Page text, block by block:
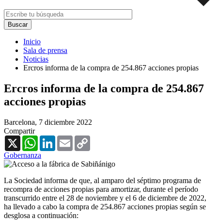
Inicio
Sala de prensa
Noticias
Ercros informa de la compra de 254.867 acciones propias
Ercros informa de la compra de 254.867
acciones propias
Barcelona, 7 diciembre 2022
Compartir
X
WhatsAppLinkedInEmail
Gobernanza
La Sociedad informa de que, al amparo del séptimo programa de
recompra de acciones propias para amortizar, durante el período
transcurrido entre el 28 de noviembre y el 6 de diciembre de 2022,
ha llevado a cabo la compra de 254.867 acciones propias según se
desglosa a continuación: